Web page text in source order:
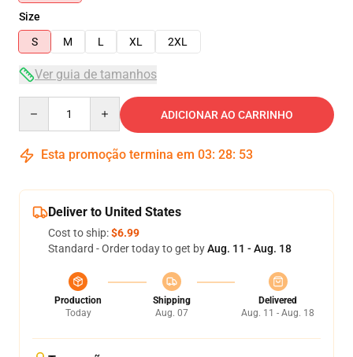
Size
S
M L XL 2XL
Ver guia de tamanhos
ADICIONAR AO CARRINHO
Esta promoção termina em 03: 28: 52
Deliver to United States
Cost to ship:$6.99
Standard - Order today to get byAug. 11 - Aug. 18
Production
Today
Shipping
Aug. 07
Delivered
Aug. 11 - Aug. 18